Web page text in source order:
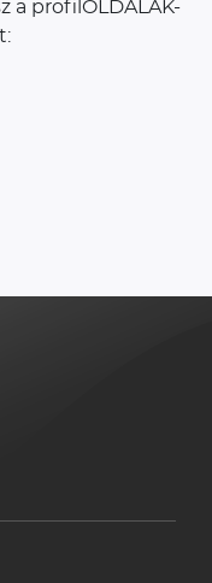
a profilOLDALAK-